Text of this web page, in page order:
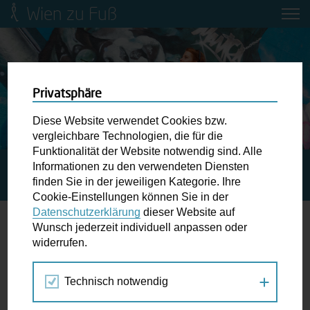
Wien zu Fuß
Mobilitätsbildung für Kinder und
Jugendliche
Ringstraße-Neugestaltung
Wiener Fußwegekarte
Newsletter abonnieren
Wunschbox
der Ampel ...
STARTSEITE
SPAZIERGANG KALENDER
DEMOKRATIESPAZIERGANG IN FLORIDSDORF
17.
SEP
2024
Privatsphäre
Diese Website verwendet Cookies bzw.
vergleichbare Technologien, die für die
Funktionalität der Website notwendig sind. Alle
Informationen zu den verwendeten Diensten
finden Sie in der jeweiligen Kategorie. Ihre
Cookie-Einstellungen können Sie in der
Datenschutzerklärung dieser Website auf
Wunsch jederzeit individuell anpassen oder
widerrufen.
Technisch notwendig